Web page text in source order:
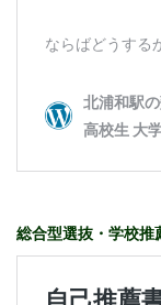
総合型選抜・学校